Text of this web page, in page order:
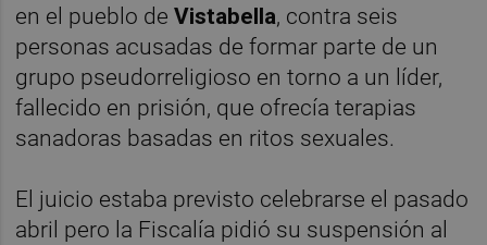
en el pueblo deVistabella, contra seis
personas acusadas de formar parte de un
grupo pseudorreligioso en torno a un líder,
fallecido en prisión, que ofrecía terapias
sanadoras basadas en ritos sexuales.
El juicio estaba previsto celebrarse el pasado
abril pero la Fiscalía pidió su suspensión al